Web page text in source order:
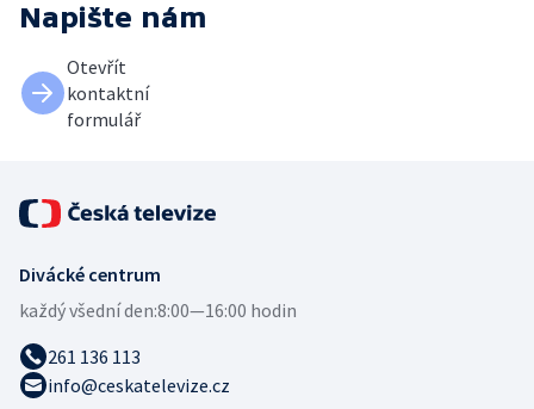
Napište nám
Otevřít
kontaktní
formulář
Divácké centrum
každý všední den:8:00—16:00 hodin
261 136 113
info@ceskatelevize.cz